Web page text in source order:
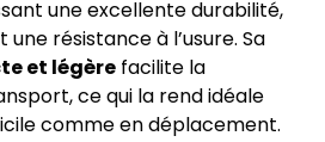
une excellente durabilité,
résistance à l’usure. Sa
et légère facilite la
ce qui la rend idéale
comme en déplacement.